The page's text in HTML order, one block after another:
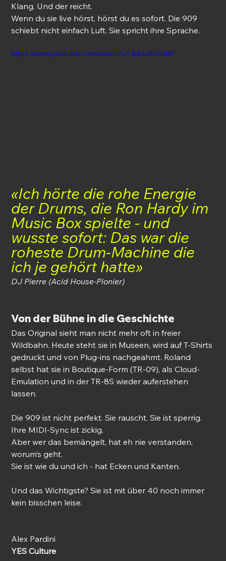
Klang. Und der reicht.
Wenn du sie live hörst, hörst du es sofort. Die 909
schiebt nicht einfach Luft. Sie spricht ihre Sprache.
https://www.youtube.com/watch?v=4jEsu51QHtY
«Ich hörte die rohe Energie
der Drums, die Ron Hardy im
Music Box spielte - und
wusste sofort: Das war die
roheste Drum-Machine die
ich je gehört hatte»
DJ Pierre (Acid House-Pionier)
Von der Bühne in die Geschichte
Das Original sieht man nicht mehr oft in freier
Wildbahn. Heute steht sie in Museen, wird auf T-Shirts
gedruckt und von Plug-ins nachgeahmt. Roland
selbst hat sie in Boutique-Form (TR-09), als Cloud-
Emulation und in der TR-8S wieder auferstehen
lassen.
Die 909 ist nicht perfekt. Sie rauscht. Sie ist sperrig.
Ihre MIDI-Sync ist zickig.
Aber wer das bemängelt, hat eh nie verstanden,
worum’s geht.
Sie ist wie du und ich - hat Ecken und Kanten.
Und das Wichtigste? Sie ist mit über 40 noch immer
kein bisschen leise.
Alex Pardini
YES Culture